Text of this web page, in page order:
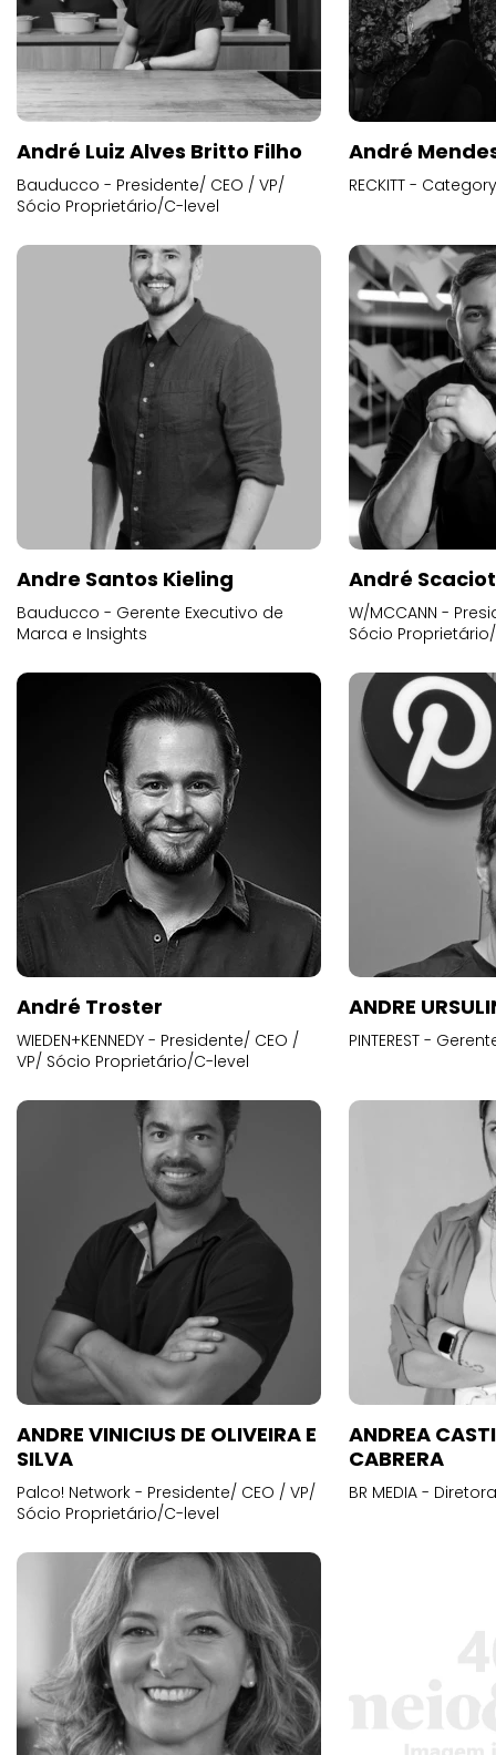
André Luiz Alves Britto Filho
Bauducco - Presidente/ CEO / VP/
Sócio Proprietário/C-level
André
RECKITT -
Andre Santos Kieling
Bauducco - Gerente Executivo de
Marca e Insights
André
W/MCCANN -
Sócio
André Troster
WIEDEN+KENNEDY - Presidente/ CEO /
VP/ Sócio Proprietário/C-level
ANDRE
PINTEREST -
ANDRE VINICIUS DE OLIVEIRA E
SILVA
Palco! Network - Presidente/ CEO / VP/
Sócio Proprietário/C-level
ANDREA
CABRERA
BR MEDIA -